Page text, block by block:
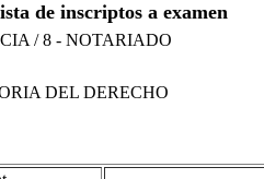
de inscriptos a examen
/ 8 - NOTARIADO
DEL DERECHO